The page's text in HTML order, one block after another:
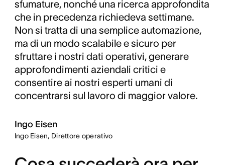
sfumature, nonché una ricerca approfondita
che in precedenza richiedeva settimane.
Non si tratta di una semplice automazione,
ma di un modo scalabile e sicuro per
sfruttare i nostri dati operativi, generare
approfondimenti aziendali critici e
consentire ai nostri esperti umani di
concentrarsi sul lavoro di maggior valore.
Ingo Eisen
Ingo Eisen, Direttore operativo